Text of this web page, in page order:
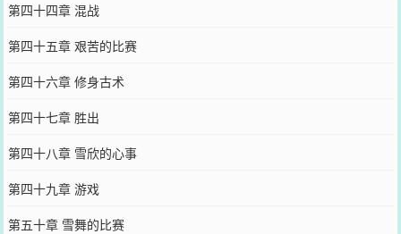
第四十四章 混战
第四十五章 艰苦的比赛
第四十六章 修身古术
第四十七章 胜出
第四十八章 雪欣的心事
第四十九章 游戏
第五十章 雪舞的比赛